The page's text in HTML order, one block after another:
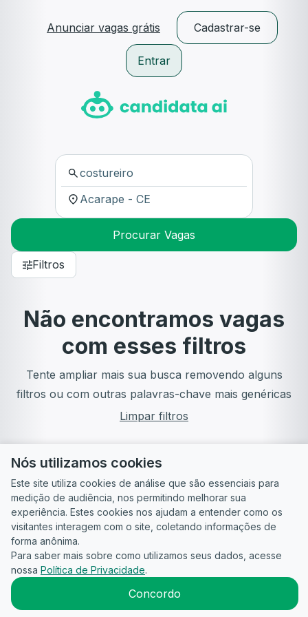
Anunciar vagas grátis Cadastrar-se
Entrar
Procurar Vagas
Filtros
Não encontramos vagas
com esses filtros
Tente ampliar mais sua busca removendo alguns
filtros ou com outras palavras-chave mais genéricas
Limpar filtros
Guia do
Candidato
Para
empresas
Política de
Privacidade
Termos
2026CandidataAI
Nós utilizamos cookies
Este site utiliza cookies de análise que são essenciais para
medição de audiência, nos permitindo melhorar sua
experiência. Estes cookies nos ajudam a entender como os
visitantes interagem com o site, coletando informações de
forma anônima.
Para saber mais sobre como utilizamos seus dados, acesse
nossa Política de Privacidade.
Concordo